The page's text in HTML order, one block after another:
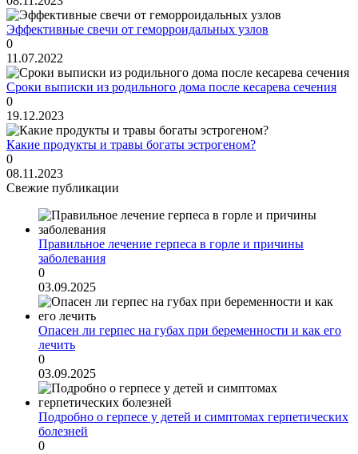
Эффективные свечи от геморроидальных узлов
0
11.07.2022
Сроки выписки из родильного дома после кесарева сечения
0
19.12.2023
Какие продукты и травы богаты эстрогеном?
0
08.11.2023
Свежие публикации
Правильное лечение герпеса в горле и причины
заболевания
0
03.09.2025
Опасен ли герпес на губах при беременности и как его
лечить
0
03.09.2025
Подробно о герпесе у детей и симптомах герпетических
болезней
0